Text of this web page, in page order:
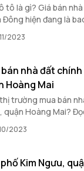
tô là gì? Giá bán
Đông hiện đang là
2023
nhà đất
Hoàng Mai
trường mua bán
quận Hoàng Mai?
2023
Kim Ngưu,